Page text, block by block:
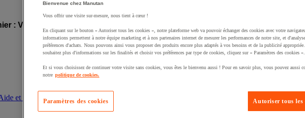
: Vous avez ajouté un produit à votre panier :
Aide et contact
Bienvenue chez Manutan
Vous offrir une visite sur-mesure, nous tient à cœur !
En cliquant sur le bouton « Autoriser tous les cookies », notre plateforme web va pouvoir échanger des cookies avec votre
informations permettent à notre équipe marketing et à nos partenaires internet de mesurer les performances de notre site, et
préférences d'achats. Nous pouvons ainsi vous proposer des produits encore plus adaptés à vos besoins et de la publicité
souhaitez plus d'informations sur les finalités et choisir vos préférences par type de cookies, cliquez sur « Paramètres des cookies ».
Et si vous choisissez de continuer votre visite sans cookies, vous êtes le bienvenu aussi ! Pour en savoir plus, vous pouvez aussi
notre politique de cookies.
Autoriser tous les
Paramètres des cookies